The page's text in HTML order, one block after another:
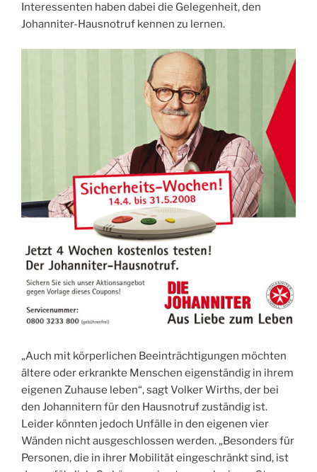
Interessenten haben dabei die Gelegenheit, den
Johanniter-Hausnotruf kennen zu lernen.
„Auch mit körperlichen Beeinträchtigungen möchten
ältere oder erkrankte Menschen eigenständig in ihrem
eigenen Zuhause leben“, sagt Volker Wirths, der bei
den Johannitern für den Hausnotruf zuständig ist.
Leider könnten jedoch Unfälle in den eigenen vier
Wänden nicht ausgeschlossen werden. „Besonders für
Personen, die in ihrer Mobilität eingeschränkt sind, ist